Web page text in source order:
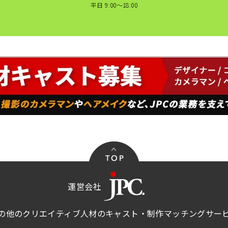
平日 9:00〜18:00
運営会社
他のクリエイティブ人材のキャスト・制作マッチングサー